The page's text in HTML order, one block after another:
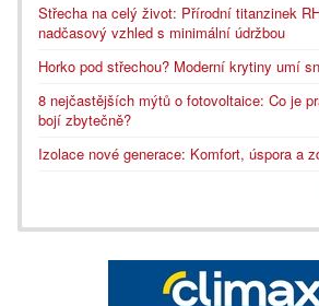
Střecha na celý život: Přírodní titanzinek
nadčasový vzhled s minimální údržbou
Horko pod střechou? Moderní krytiny umí
8 nejčastějších mýtů o fotovoltaice: Co je
bojí zbytečně?
Izolace nové generace: Komfort, úspora a